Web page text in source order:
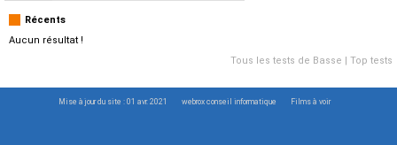
Récents
Aucun résultat !
Tous les tests de Basse
Top tests
Mise à jour du site : 01 avr. 2021 webrox conseil informatique Films à voir